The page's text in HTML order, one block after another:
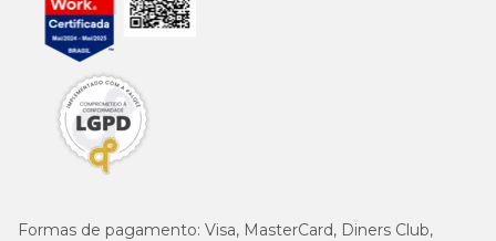
Formas de pagamento: Visa, MasterCard, Diners Club,